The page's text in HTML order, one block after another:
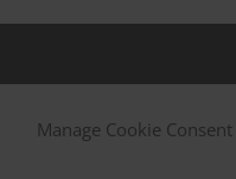
Manage Cookie Consent